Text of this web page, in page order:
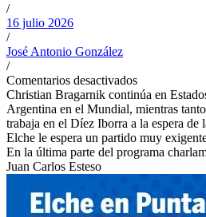
/
16 julio 2026
/
José Antonio González
/
Comentarios desactivados
Christian Bragarnik continúa en
Argentina en el Mundial, mientras
trabaja en el Díez Iborra a la espera de
Elche le espera un partido muy
En la última parte del programa
Juan Carlos Esteso